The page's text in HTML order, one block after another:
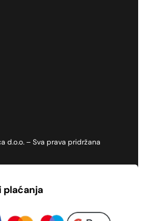
d.o.o. – Sva prava pridržana
plaćanja